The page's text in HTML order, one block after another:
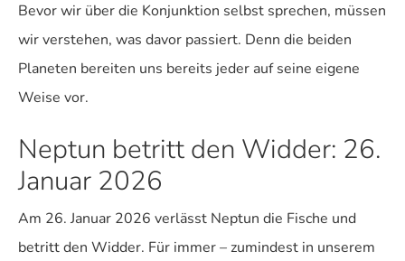
Bevor wir über die Konjunktion selbst sprechen, müssen
wir verstehen, was davor passiert. Denn die beiden
Planeten bereiten uns bereits jeder auf seine eigene
Weise vor.
Neptun betritt den Widder: 26.
Januar 2026
Am 26. Januar 2026 verlässt Neptun die Fische und
betritt den Widder. Für immer – zumindest in unserem